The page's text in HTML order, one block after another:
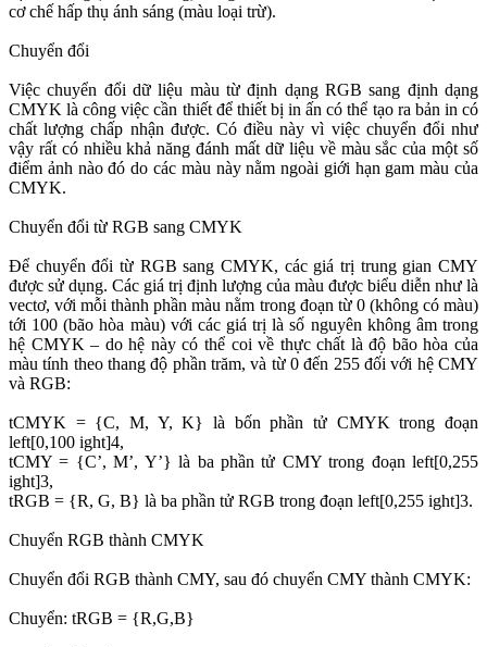
cơ chế hấp thụ ánh sáng (màu loại trừ).
Chuyển đổi
Việc chuyển đổi dữ liệu màu từ định dạng RGB sang định dạng
CMYK là công việc cần thiết để thiết bị in ấn có thể tạo ra bản in có
chất lượng chấp nhận được. Có điều này vì việc chuyển đổi như
vậy rất có nhiều khả năng đánh mất dữ liệu về màu sắc của một số
điểm ảnh nào đó do các màu này nằm ngoài giới hạn gam màu của
CMYK.
Chuyển đổi từ RGB sang CMYK
Để chuyển đổi từ RGB sang CMYK, các giá trị trung gian CMY
được sử dụng. Các giá trị định lượng của màu được biểu diễn như là
vectơ, với mỗi thành phần màu nằm trong đoạn từ 0 (không có màu)
tới 100 (bão hòa màu) với các giá trị là số nguyên không âm trong
hệ CMYK – do hệ này có thể coi về thực chất là độ bão hòa của
màu tính theo thang độ phần trăm, và từ 0 đến 255 đối với hệ CMY
và RGB:
tCMYK = {C, M, Y, K} là bốn phần tử CMYK trong đoạn
left[0,100 ight]4,
tCMY = {C’, M’, Y’} là ba phần tử CMY trong đoạn left[0,255
ight]3,
tRGB = {R, G, B} là ba phần tử RGB trong đoạn left[0,255 ight]3.
Chuyển RGB thành CMYK
Chuyển đổi RGB thành CMY, sau đó chuyển CMY thành CMYK:
Chuyển: tRGB = {R,G,B}